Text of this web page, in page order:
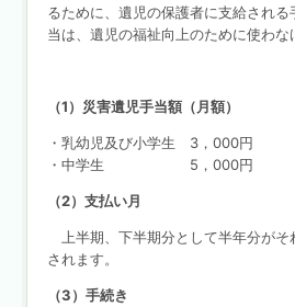
るために、遺児の保護者に支給され
当は、遺児の福祉向上のために使わな
（1）災害遺児手当額（月額）
・乳幼児及び小学生 3，000円
・中学生 5，000円
（2）支払い月
上半期、下半期分として半年分がそ
されます。
（3）手続き